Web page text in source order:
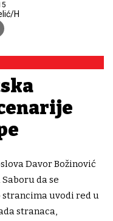
H
Davor Božinović
da se
strancima uvodi red u
stranaca,